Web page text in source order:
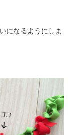
になるようにしま